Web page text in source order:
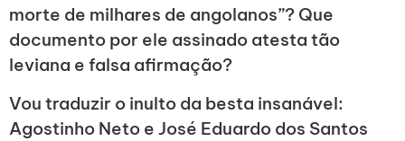
morte de milhares de angolanos”? Que
documento por ele assinado atesta tão
leviana e falsa afirmação?
Vou traduzir o inulto da besta insanável:
Agostinho Neto e José Eduardo dos Santos